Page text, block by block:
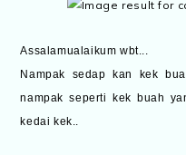
Assalamualaikum wbt...
Nampak sedap kan kek
nampak seperti kek buah
kedai kek..